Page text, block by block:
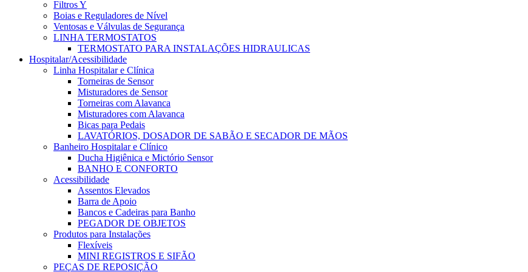
Filtros Y
Boias e Reguladores de Nível
Ventosas e Válvulas de Segurança
LINHA TERMOSTATOS
TERMOSTATO PARA INSTALAÇÕES HIDRAULICAS
Hospitalar/Acessibilidade
Linha Hospitalar e Clínica
Torneiras de Sensor
Misturadores de Sensor
Torneiras com Alavanca
Misturadores com Alavanca
Bicas para Pedais
LAVATÓRIOS, DOSADOR DE SABÃO E SECADOR DE MÃOS
Banheiro Hospitalar e Clínico
Ducha Higiênica e Mictório Sensor
BANHO E CONFORTO
Acessibilidade
Assentos Elevados
Barra de Apoio
Bancos e Cadeiras para Banho
PEGADOR DE OBJETOS
Produtos para Instalações
Flexíveis
MINI REGISTROS E SIFÃO
PEÇAS DE REPOSIÇÃO